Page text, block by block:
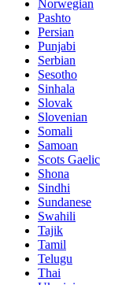
Norwegian
Pashto
Persian
Punjabi
Serbian
Sesotho
Sinhala
Slovak
Slovenian
Somali
Samoan
Scots Gaelic
Shona
Sindhi
Sundanese
Swahili
Tajik
Tamil
Telugu
Thai